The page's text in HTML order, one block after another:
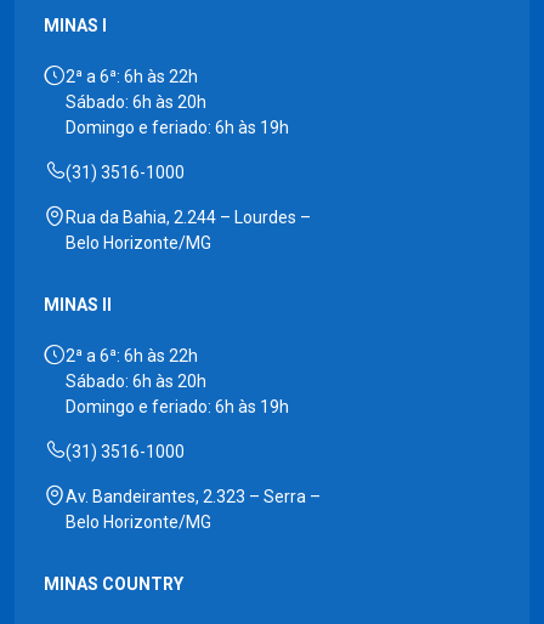
MINAS I
2ª a 6ª: 6h às 22h
Sábado: 6h às 20h
Domingo e feriado: 6h às 19h
(31) 3516-1000
Rua da Bahia, 2.244 – Lourdes –
Belo Horizonte/MG
MINAS II
2ª a 6ª: 6h às 22h
Sábado: 6h às 20h
Domingo e feriado: 6h às 19h
(31) 3516-1000
Av. Bandeirantes, 2.323 – Serra –
Belo Horizonte/MG
MINAS COUNTRY